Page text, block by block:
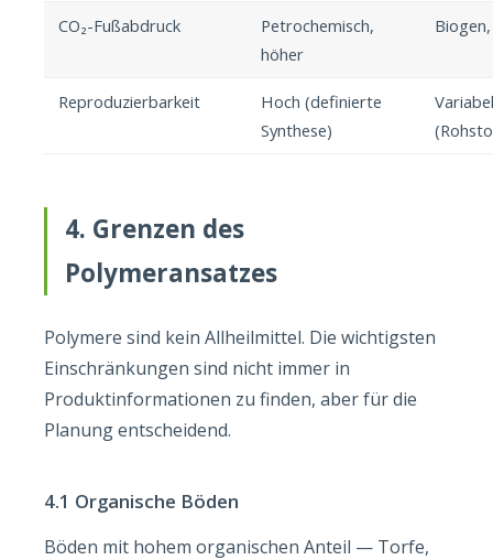
CO₂-Fußabdruck
Petrochemisch,
höher
Reproduzierbarkeit
Hoch (definierte
Synthese)
4. Grenzen des
Polymeransatzes
Polymere sind kein Allheilmittel. Die wichtigsten
Einschränkungen sind nicht immer in
Produktinformationen zu finden, aber für die
Planung entscheidend.
4.1 Organische Böden
Böden mit hohem organischen Anteil — Torfe,